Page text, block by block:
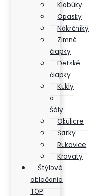
Klobúky
Opasky
Nákrčníky
Zimné
čiapky
Detské
čiapky
Kukly
a
Šály
Okuliare
Šatky
Rukavice
Kravaty
Štýlové
oblečenie
TOP